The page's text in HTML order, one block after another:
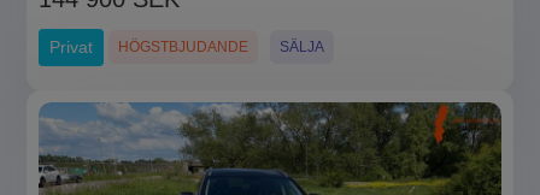
Privat HÖGSTBJUDANDE SÄLJA